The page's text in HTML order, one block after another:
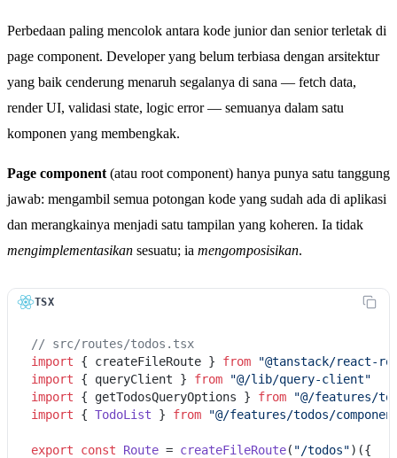
Perbedaan paling mencolok antara kode junior dan senior terletak di
page component. Developer yang belum terbiasa dengan arsitektur
yang baik cenderung menaruh segalanya di sana — fetch data,
render UI, validasi state, logic error — semuanya dalam satu
komponen yang membengkak.
Page component (atau root component) hanya punya satu tanggung
jawab: mengambil semua potongan kode yang sudah ada di aplikasi
dan merangkainya menjadi satu tampilan yang koheren. Ia tidak
mengimplementasikan sesuatu; ia mengomposisikan.
TSX
// src/routes/todos.tsx
import { createFileRoute } from
"@tanstack/react-
import { queryClient } from
"@/lib/query-client"
import { getTodosQueryOptions } from
"@/features/
import { TodoList } from "@/features/todos/
export const Route = createFileRoute( "/todos")({